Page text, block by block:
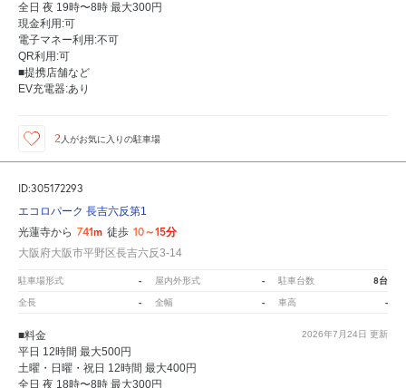
全日 夜 19時〜8時 最大300円
現金利用:可
電子マネー利用:不可
QR利用:可
■提携店舗など
EV充電器:あり
2 人がお気に入りの駐車場
ID:305172293
エコロパーク 長吉六反第1
光蓮寺から 741m 徒歩 10～15分
大阪府大阪市平野区長吉六反3-14
駐車場形式 - 屋内外形式 - 駐車台数 8台
全長 - 全幅 - 車高 -
2026年7月24日 更新
■料金
平日 12時間 最大500円
土曜・日曜・祝日 12時間 最大400円
全日 夜 18時〜8時 最大300円